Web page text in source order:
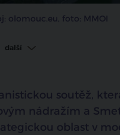
olomouc.eu, foto: MMOI
další
soutěž,
nádražím a
oblast v